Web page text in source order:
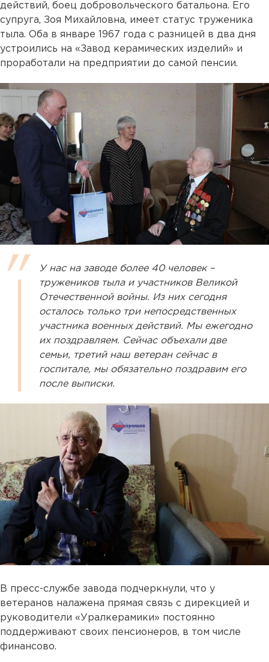
действий, боец добровольческого батальона. Его
супруга, Зоя Михайловна, имеет статус труженика
тыла. Оба в январе 1967 года с разницей в два дня
устроились на «Завод керамических изделий» и
проработали на предприятии до самой пенсии.
У нас на заводе более 40 человек –
тружеников тыла и участников Великой
Отечественной войны. Из них сегодня
осталось только три непосредственных
участника военных действий. Мы ежегодно
их поздравляем. Сейчас объехали две
семьи, третий наш ветеран сейчас в
госпитале, мы обязательно поздравим его
после выписки.
В пресс-службе завода подчеркнули, что у
ветеранов налажена прямая связь с дирекцией и
руководители «Уралкерамики» постоянно
поддерживают своих пенсионеров, в том числе
финансово.